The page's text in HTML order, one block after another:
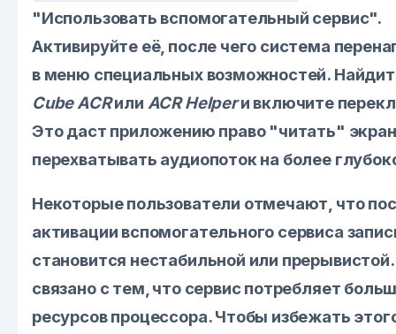
"Использовать вспомогательный сервис".
Активируйте её, после чего система
в меню специальных возможностей.
Cube ACRили ACR Helperи включите
Это даст приложению право "читать"
перехватывать аудиопоток на более
Некоторые пользователи отмечают, что
активации вспомогательного сервиса
становится нестабильной или
связано с тем, что сервис потребляет
ресурсов процессора. Чтобы избежать